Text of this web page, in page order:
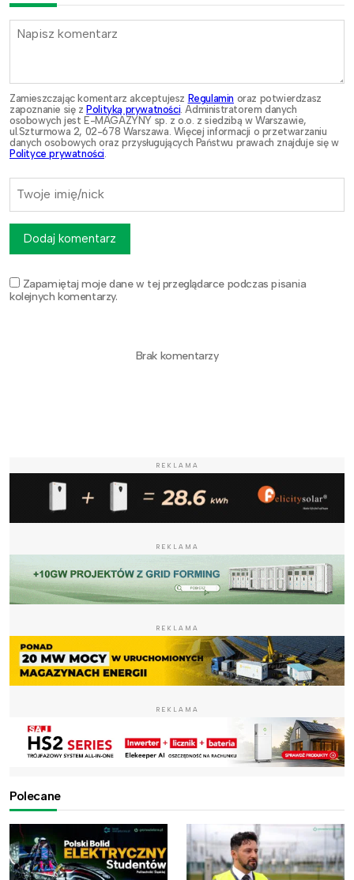
Zamieszczając komentarz akceptujesz Regulamin oraz potwierdzasz
zapoznanie się zPolityką prywatności . Administratorem danych
osobowych jest E-MAGAZYNY sp. z o.o. z siedzibą w Warszawie,
ul.Szturmowa 2, 02-678 Warszawa. Więcej informacji o przetwarzaniu
danych osobowych oraz przysługujących Państwu prawach znajduje się w
Polityce prywatności
Zapamiętaj moje dane w tej przeglądarce podczas pisania
kolejnych komentarzy.
Dodaj komentarz
Brak komentarzy
REKLAMA
REKLAMA
REKLAMA
REKLAMA
Polecane